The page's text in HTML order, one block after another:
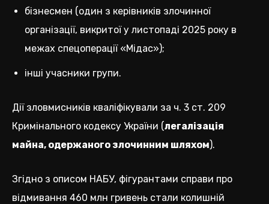
бізнесмен (один з керівників злочинної
організації, викритої у листопаді 2025 року в
межах спецоперації «Мідас»);
інші учасники групи.
Дії зловмисників кваліфікували за ч. 3 ст. 209
Кримінального кодексу України (легалізація
майна, одержаного злочинним шляхом).
Згідно з описом НАБУ, фігурантами справи про
відмивання 460 млн гривень стали колишній